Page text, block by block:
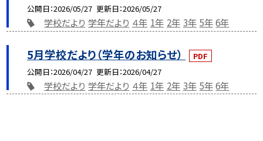
公開日 2026/05/27 更新日 2026/05/27
学校だより 学年だより ４年 1年 2年 3年 5年 6年
5月学校だより（学年のお知らせ）
PDF
公開日 2026/04/27 更新日 2026/04/27
学校だより 学年だより ４年 1年 2年 3年 5年 6年